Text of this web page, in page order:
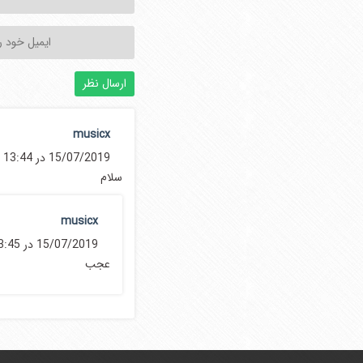
musicx
15/07/2019 در 13:44
سلام
musicx
15/07/2019 در 13:45
عجب